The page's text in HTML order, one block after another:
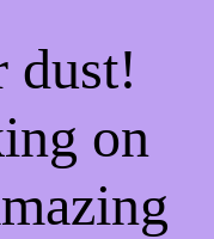
dust!
on